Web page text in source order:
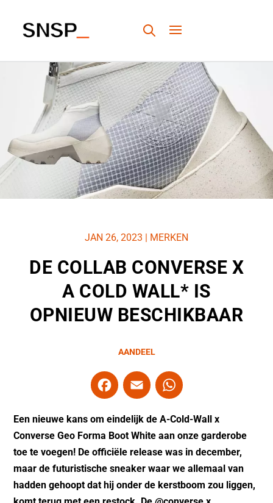
DE COLLAB CONVERSE X
A COLD WALL* IS
OPNIEUW BESCHIKBAAR
JAN 26, 2023 | MERKEN
AANDEEL
F
a
c
e
b
o
o
E
m
ai
l
W
at
s
A
p
p
Een nieuwe kans om eindelijk de A-Cold-Wall x
Converse Geo Forma Boot White aan onze garderobe
toe te voegen! De officiële release was in december,
maar de futuristische sneaker waar we allemaal van
hadden gehoopt dat hij onder de kerstboom zou liggen,